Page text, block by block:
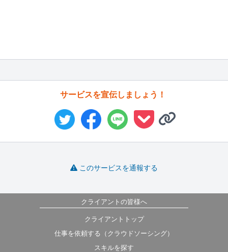
サービスを宣伝しましょう！
このサービスを通報する
クライアントの皆様へ
クライアントトップ
仕事を依頼する（クラウドソーシング）
スキルを探す